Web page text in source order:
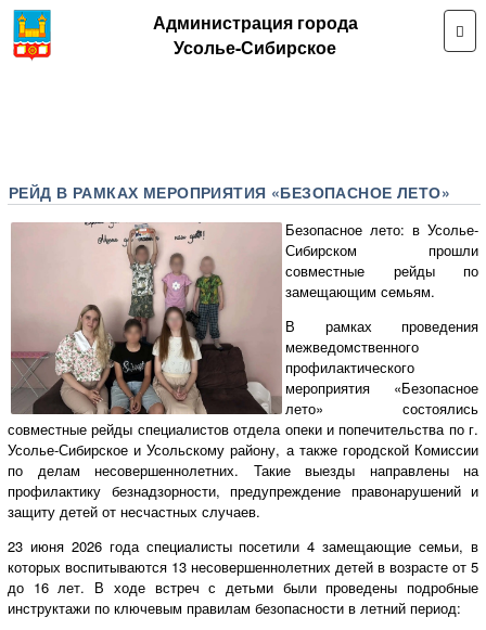
Администрация города
Усолье-Сибирское
РЕЙД В РАМКАХ МЕРОПРИЯТИЯ «БЕЗОПАСНОЕ ЛЕТО»
Безопасное лето: в Усолье-
Сибирском прошли
совместные рейды по
замещающим семьям.
В рамках проведения
межведомственного
профилактического
мероприятия «Безопасное
лето» состоялись
совместные рейды специалистов отдела опеки и попечительства по г.
Усолье-Сибирское и Усольскому району, а также городской Комиссии
по делам несовершеннолетних. Такие выезды направлены на
профилактику безнадзорности, предупреждение правонарушений и
защиту детей от несчастных случаев.
23 июня 2026 года специалисты посетили 4 замещающие семьи, в
которых воспитываются 13 несовершеннолетних детей в возрасте от 5
до 16 лет. В ходе встреч с детьми были проведены подробные
инструктажи по ключевым правилам безопасности в летний период: